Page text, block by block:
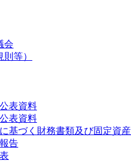
会
等）
表資料
表資料
基づく財務書類及び固定資
告